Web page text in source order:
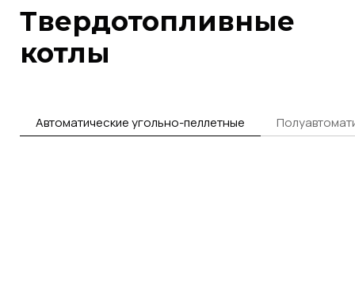
Твердотопливные
котлы
Автоматические угольно-пеллетные